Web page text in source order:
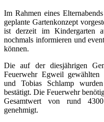
Im Rahmen eines
geplante Gartenkonzept
ist derzeit im Kindergarten
nochmals informieren und
können.
Die auf der diesjährigen
Feuerwehr Egweil gewählten
und Tobias Schlamp
bestätigt. Die Feuerwehr
Gesamtwert von rund
genehmigt.